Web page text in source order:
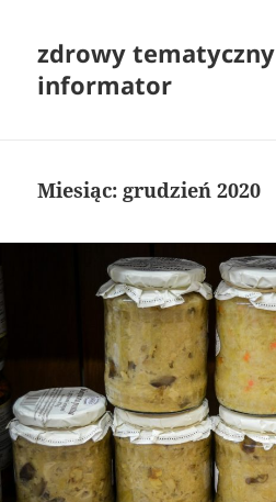
zdrowy tematyczny
informator
Miesiąc: grudzień 2020